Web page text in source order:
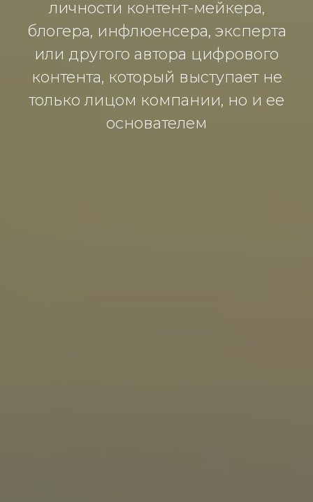
личности контент-мейкера,
блогера, инфлюенсера, эксперта
или другого автора цифрового
контента, который выступает не
только лицом компании, но и ее
основателем